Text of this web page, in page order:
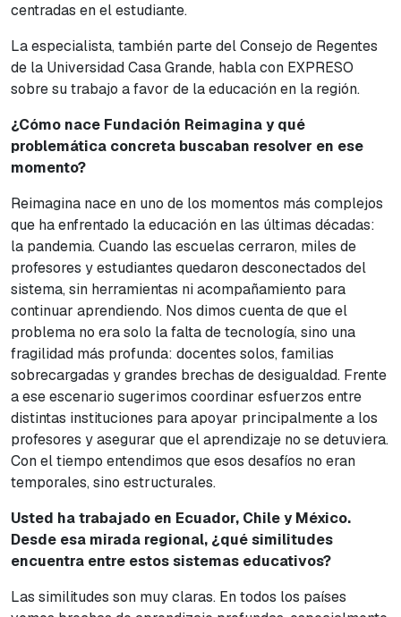
centradas en el estudiante.
La especialista, también parte del Consejo de Regentes
de la Universidad Casa Grande, habla con EXPRESO
sobre su trabajo a favor de la educación en la región.
¿Cómo nace Fundación Reimagina y qué
problemática concreta buscaban resolver en ese
momento?
Reimagina nace en uno de los momentos más complejos
que ha enfrentado la educación en las últimas décadas:
la pandemia. Cuando las escuelas cerraron, miles de
profesores y estudiantes quedaron desconectados del
sistema, sin herramientas ni acompañamiento para
continuar aprendiendo. Nos dimos cuenta de que el
problema no era solo la falta de tecnología, sino una
fragilidad más profunda: docentes solos, familias
sobrecargadas y grandes brechas de desigualdad. Frente
a ese escenario sugerimos coordinar esfuerzos entre
distintas instituciones para apoyar principalmente a los
profesores y asegurar que el aprendizaje no se detuviera.
Con el tiempo entendimos que esos desafíos no eran
temporales, sino estructurales.
Usted ha trabajado en Ecuador, Chile y México.
Desde esa mirada regional, ¿qué similitudes
encuentra entre estos sistemas educativos?
Las similitudes son muy claras. En todos los países